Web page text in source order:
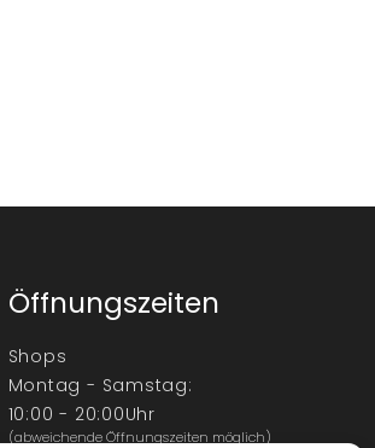
Öffnungszeiten
Shops
Montag - Samstag:
10:00 - 20:00Uhr
(abweichende Öffnungszeiten möglich)